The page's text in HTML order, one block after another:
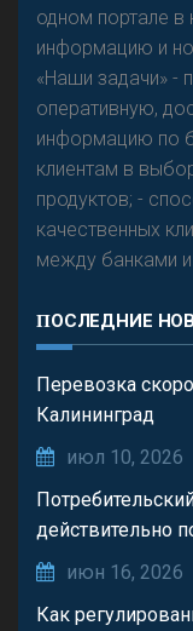
одном портале в
информацию и
«Наши задачи» -
оперативную,
информацию по
клиентам в
продуктов; -
качественных
между банками и
ПОСЛЕДНИЕ
Перевозка
Калининград
июл 10, 2026
действительно
июн 16, 2026
Как